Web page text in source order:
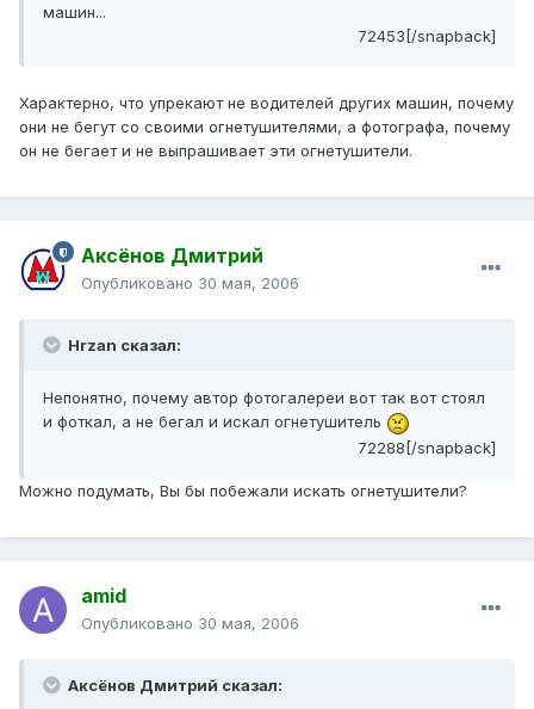
машин...
72453[/snapback]
Характерно, что упрекают не водителей других машин, почему
они не бегут со своими огнетушителями, а фотографа, почему
он не бегает и не выпрашивает эти огнетушители.
Аксёнов Дмитрий
Опубликовано 30 мая, 2006
Hrzan сказал:
Непонятно, почему автор фотогалереи вот так вот стоял
и фоткал, а не бегал и искал огнетушитель
72288[/snapback]
Можно подумать, Вы бы побежали искать огнетушители?
amid
Опубликовано 30 мая, 2006
Аксёнов Дмитрий сказал: